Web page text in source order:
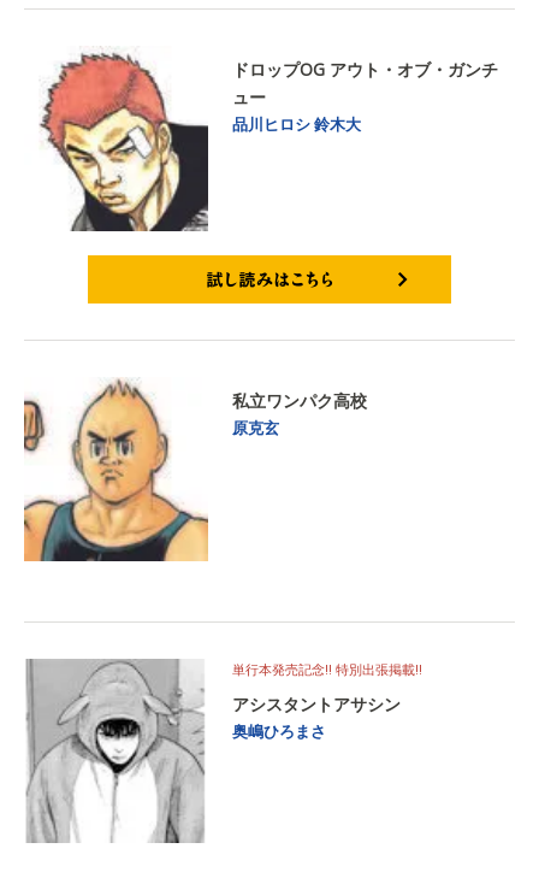
ドロップOG アウト・オブ・ガンチ
ュー
品川ヒロシ鈴木大
私立ワンパク高校
原克玄
単行本発売記念!! 特別出張掲載!!
アシスタントアサシン
奥嶋ひろまさ